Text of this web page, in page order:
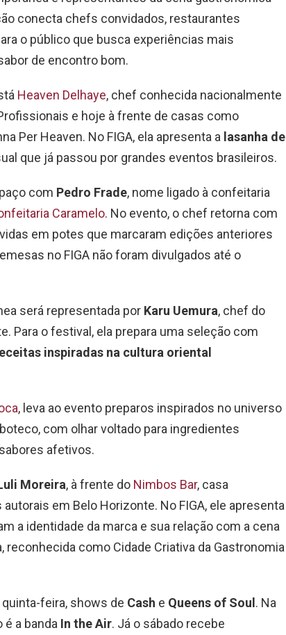
conecta chefs convidados, restaurantes
o público que busca experiências mais
de encontro bom.
Heaven Delhaye, chef conhecida nacionalmente
e hoje à frente de casas como
Per Heaven. No FIGA, ela apresenta a lasanha de
que já passou por grandes eventos brasileiros.
com Pedro Frade, nome ligado à confeitaria
Caramelo. No evento, o chef retorna com
em potes que marcaram edições anteriores
no FIGA não foram divulgados até o
será representada por Karu Uemura, chef do
Para o festival, ela prepara uma seleção com
inspiradas na cultura oriental
, leva ao evento preparos inspirados no universo
com olhar voltado para ingredientes
afetivos.
Moreira, à frente do Nimbos Bar, casa
em Belo Horizonte. No FIGA, ele apresenta
a identidade da marca e sua relação com a cena
reconhecida como Cidade Criativa da Gastronomia
feira, shows de Cash e Queens of Soul. Na
a banda In the Air. Já o sábado recebe